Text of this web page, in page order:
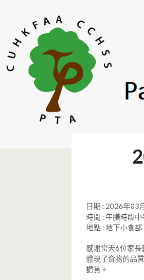
content
CUHKFAA
日期 : 2026年03
時間 : 午膳時段
地點 : 地下小食部
感謝當天6位家
體現了食物的品
讚賞。